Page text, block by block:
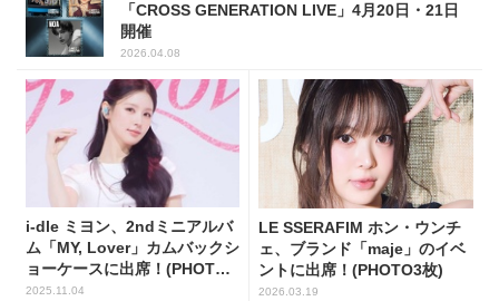
「CROSS GENERATION LIVE」4月20日・21日
開催
2026.04.08
i-dle ミヨン、2ndミニアルバ
ム「MY, Lover」カムバックシ
ョーケースに出席！(PHOTO8
枚)
2025.11.04
LE SSERAFIM ホン・ウンチ
ェ、ブランド「maje」のイベ
ントに出席！(PHOTO3枚)
2026.03.19